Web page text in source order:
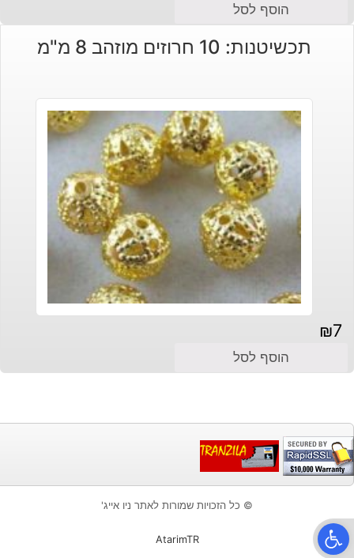
המקורי
הנוכחי
הוסף לסל
תכשיטנות: 10 חרוזים מוזהב 8 מ"מ
₪7
הוסף לסל
© כל הזכויות שמורות לאתר ניו אייג'
AtarimTR
פתח סרגל נגישות